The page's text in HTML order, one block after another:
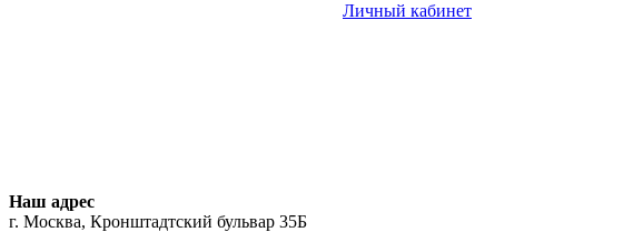
Личный кабинет
Наш адрес
г. Москва, Кронштадтский бульвар 35Б